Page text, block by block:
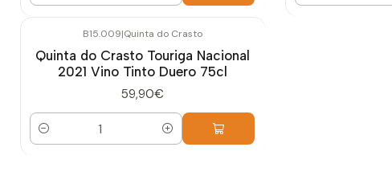
B15.009|Quinta do Crasto
Quinta do Crasto Touriga Nacional
2021 Vino Tinto Duero 75cl
59,90€
Cantidad